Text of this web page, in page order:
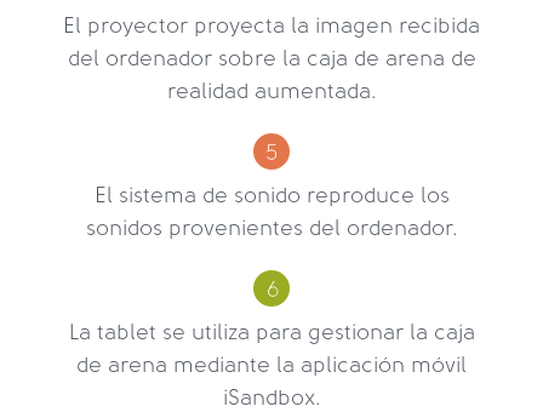
El proyector proyecta la imagen recibida
del ordenador sobre la caja de arena de
realidad aumentada.
El sistema de sonido reproduce los
sonidos provenientes del ordenador.
La tablet se utiliza para gestionar la caja
de arena mediante la aplicación móvil
iSandbox.